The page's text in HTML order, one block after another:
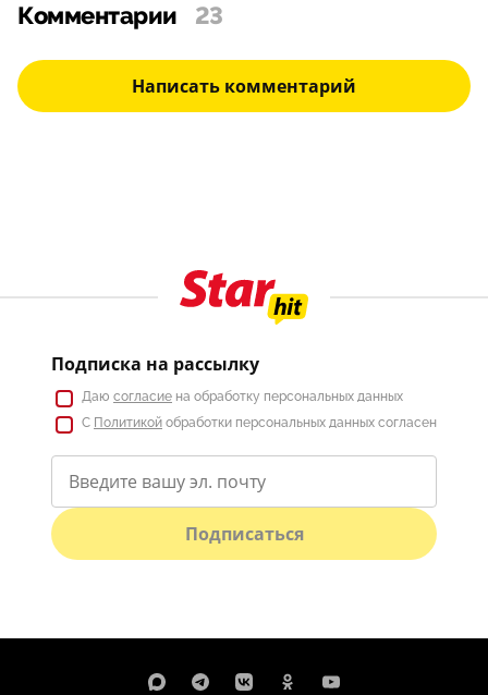
Комментарии 23
Написать комментарий
Подписка на рассылку
Даю согласие на обработку персональных данных
С Политикой обработки персональных данных согласен
Подписаться